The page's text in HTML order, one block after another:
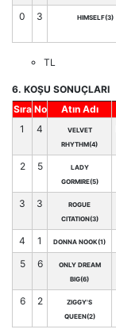
0 3 HIMSELF(3)
TL
6. KOŞU SONUÇLARI
Sıra No Atın Adı
1
4
VELVET
RHYTHM(4)
2 5
LADY
GORMIRE(5)
3 3
ROGUE
CITATION(3)
4 1 DONNA NOOK(1)
5 6
ONLY DREAM
BIG(6)
6 2
ZIGGY'S
QUEEN(2)